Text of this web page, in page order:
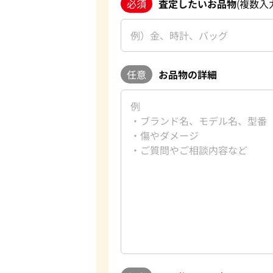
必須 査定したいお品物(複数入
任意 お品物の詳細